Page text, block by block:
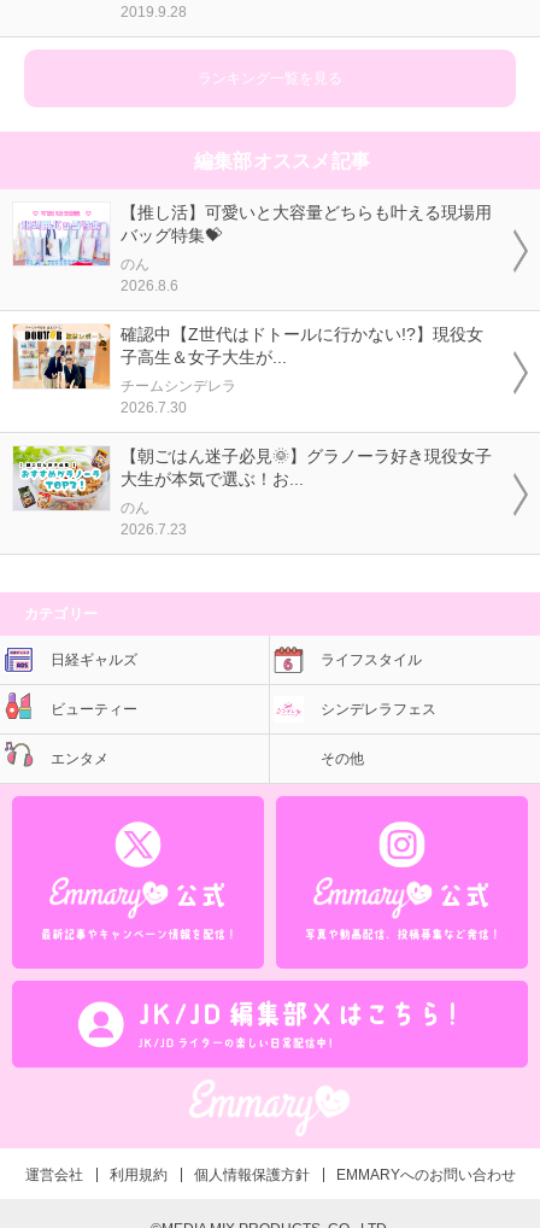
2019.9.28
ランキング一覧を見る
編集部オススメ記事
【推し活】可愛いと大容量どちらも叶える現場用
バッグ特集💝
のん
2026.8.6
確認中【Z世代はドトールに行かない!?】現役女
子高生＆女子大生が...
チームシンデレラ
2026.7.30
【朝ごはん迷子必見🌞】グラノーラ好き現役女子
大生が本気で選ぶ！お...
のん
2026.7.23
カテゴリー
日経ギャルズ ライフスタイル
ビューティー シンデレラフェス
エンタメ その他
運営会社 利用規約 個人情報保護方針 EMMARYへのお問い合わせ